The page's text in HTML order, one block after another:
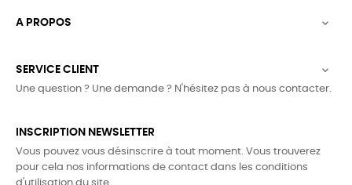
A PROPOS 
SERVICE CLIENT 
Une question ? Une demande ? N'hésitez pas à nous contacter.
INSCRIPTION NEWSLETTER
Vous pouvez vous désinscrire à tout moment. Vous trouverez
pour cela nos informations de contact dans les conditions